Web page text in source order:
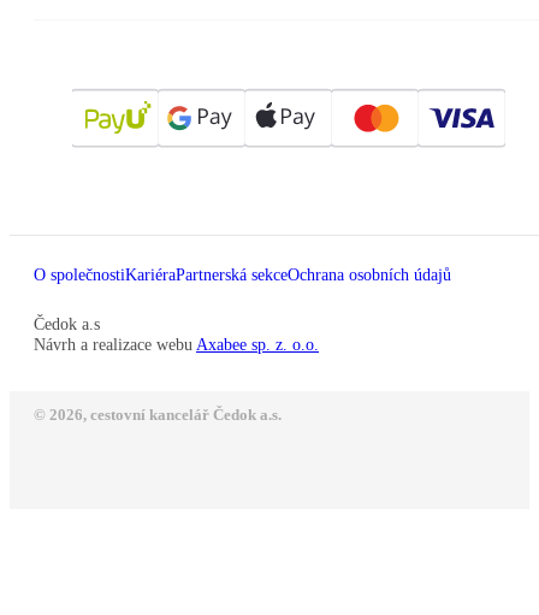
O společnostiKariéraPartnerská sekceOchrana osobních údajů
Čedok a.s
Návrh a realizace webu Axabee sp. z. o.o.
© 2026, cestovní kancelář Čedok a.s.